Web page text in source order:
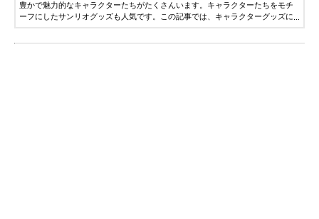
豊かで魅力的なキャラクターたちがたくさんいます。キャラクターたちをモチ
ーフにしたサンリオグッズも人気です。この記事では、キャラクターグッズに